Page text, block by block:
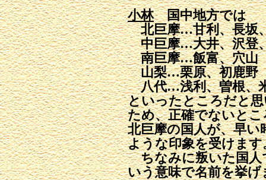
小林国中地方では
北巨摩…甘利、長坂
中巨摩…大井、沢登
南巨摩…飯富、穴山
山梨…栗原、初鹿野
八代…浅利、曽根、
といったところだと
ため、正確でないと
北巨摩の国人が、早
ような印象を受けます
ちなみに叛いた国人
いう意味で名前を挙げ